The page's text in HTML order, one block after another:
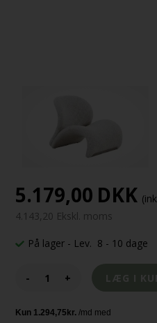
5.179,00 DKK
4.143,20 Ekskl. moms
På lager - Lev. 8 - 10 dage
- +